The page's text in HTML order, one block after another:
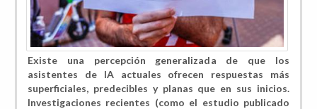
Existe una percepción generalizada de que los
asistentes de IA actuales ofrecen respuestas más
superficiales, predecibles y planas que en sus inicios.
Investigaciones recientes (como el estudio publicado